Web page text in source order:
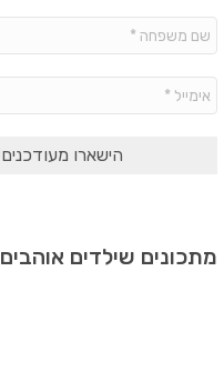
מתכונים שילדים אוהבים